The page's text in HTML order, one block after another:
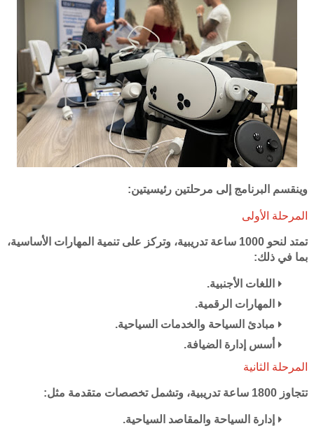
وينقسم البرنامج إلى مرحلتين رئيسيتين:
المرحلة الأولى
تمتد لنحو 1000 ساعة تدريبية، وتركز على تنمية المهارات الأساسية،
بما في ذلك:
اللغات الأجنبية.
المهارات الرقمية.
مبادئ السياحة والخدمات السياحية.
أسس إدارة الضيافة.
المرحلة الثانية
تتجاوز 1800 ساعة تدريبية، وتشمل تخصصات متقدمة مثل:
إدارة السياحة والمقاصد السياحية.